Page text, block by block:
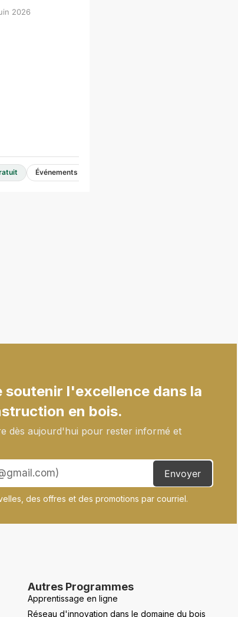
2026
Événements
soutenir l'excellence dans la
en bois.
dès aujourd'hui pour rester informé et
des offres et des promotions par courriel.
Envoyer
Autres Programmes
Apprentissage en ligne
Réseau d'innovation dans le domaine du bois